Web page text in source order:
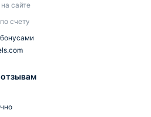
сайте
счету